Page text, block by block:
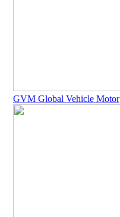
GVM Global Vehicle Motor